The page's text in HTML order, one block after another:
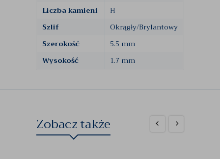
Liczba kamieni
H
Szlif
Okrągły/Brylantowy
Szerokość
5.5 mm
Wysokość
1.7 mm
Zobacz także